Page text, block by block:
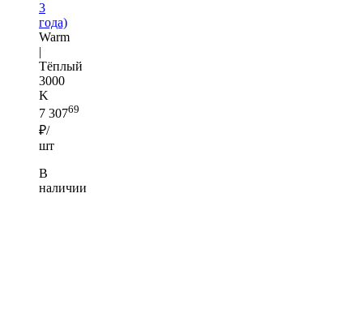
3
года)
Warm
|
Тёплый
3000
K
7 30769
₽/
шт
В
наличии